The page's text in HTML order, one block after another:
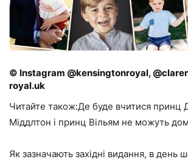
© Instagram @kensingtonroyal,
royal.uk
Читайте також:Де буде вчитися
Міддлтон і принц Вільям не можуть
Як зазначають західні видання, в день